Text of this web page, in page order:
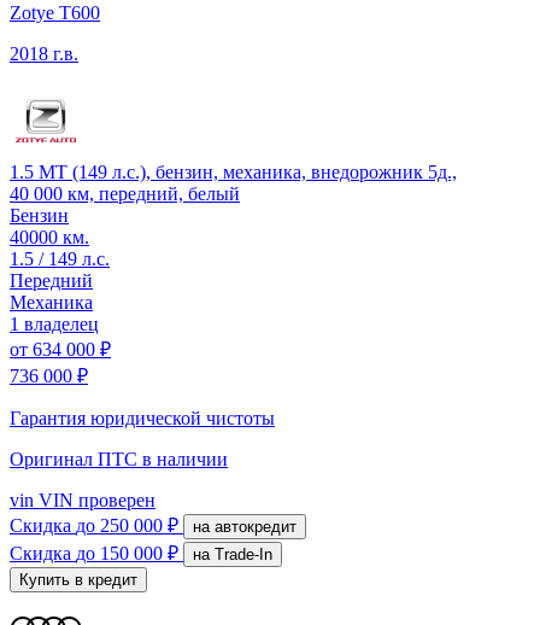
Zotye T600
2018 г.в.
1.5 MT (149 л.с.), бензин, механика, внедорожник 5д.,
40 000 км, передний, белый
Бензин
40000 км.
1.5 / 149 л.с.
Передний
Механика
1 владелец
от 634 000 ₽
736 000 ₽
Гарантия юридической чистоты
Оригинал ПТС в наличии
vin VIN проверен
Скидка до 250 000 ₽ на автокредит
Скидка до 150 000 ₽
на Trade-In
Купить в кредит